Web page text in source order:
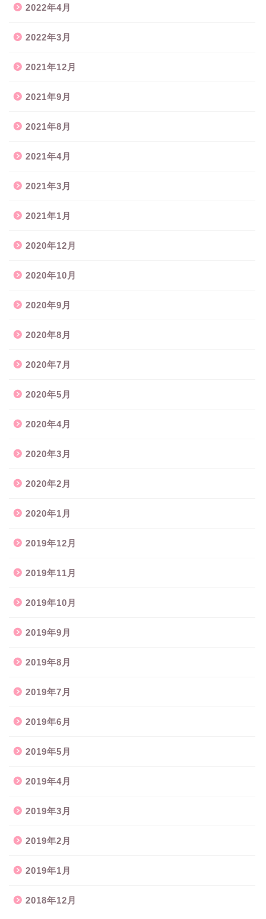
2022年4月
2022年3月
2021年12月
2021年9月
2021年8月
2021年4月
2021年3月
2021年1月
2020年12月
2020年10月
2020年9月
2020年8月
2020年7月
2020年5月
2020年4月
2020年3月
2020年2月
2020年1月
2019年12月
2019年11月
2019年10月
2019年9月
2019年8月
2019年7月
2019年6月
2019年5月
2019年4月
2019年3月
2019年2月
2019年1月
2018年12月